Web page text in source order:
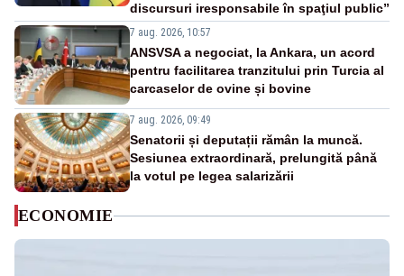
discursuri iresponsabile în spaţiul public”
7 aug. 2026, 10:57
ANSVSA a negociat, la Ankara, un acord
pentru facilitarea tranzitului prin Turcia al
carcaselor de ovine și bovine
7 aug. 2026, 09:49
Senatorii și deputații rămân la muncă.
Sesiunea extraordinară, prelungită până
la votul pe legea salarizării
ECONOMIE